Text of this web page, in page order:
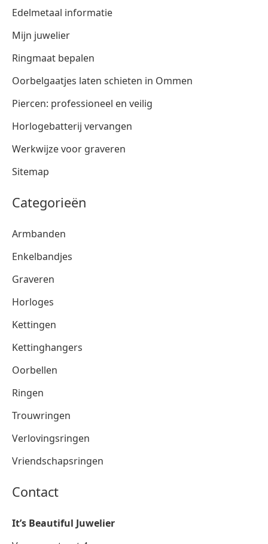
Edelmetaal informatie
Mijn juwelier
Ringmaat bepalen
Oorbelgaatjes laten schieten in Ommen
Piercen: professioneel en veilig
Horlogebatterij vervangen
Werkwijze voor graveren
Sitemap
Categorieën
Armbanden
Enkelbandjes
Graveren
Horloges
Kettingen
Kettinghangers
Oorbellen
Ringen
Trouwringen
Verlovingsringen
Vriendschapsringen
Contact
It’s Beautiful Juwelier